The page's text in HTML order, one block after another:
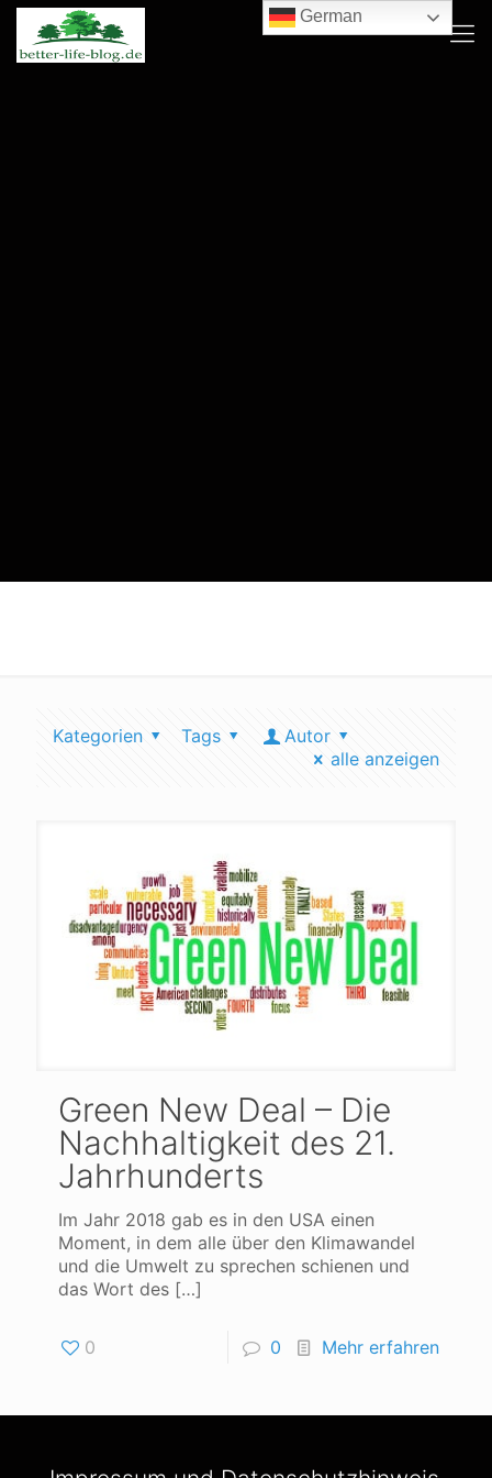
Kategorien Tags
Autor
alle anzeigen
Green New Deal – Die
Nachhaltigkeit des 21.
Jahrhunderts
Im Jahr 2018 gab es in den USA einen
Moment, in dem alle über den Klimawandel
und die Umwelt zu sprechen schienen und
das Wort des […]
0 0 Mehr erfahren
German